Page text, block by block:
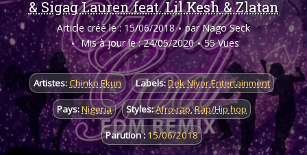
& Sigag Lauren feat. Lil Kesh & Zlatan
Article créé le : 15/06/2018 par Nago Seck
Mis à jour le : 24/05/2020
55 Vues
Artistes:Chinko Ekun Labels:Dek-Niyor Entertainment
Pays:Nigeria Styles:Afro-rap,Rap/Hip hop
Parution : 15/06/2018